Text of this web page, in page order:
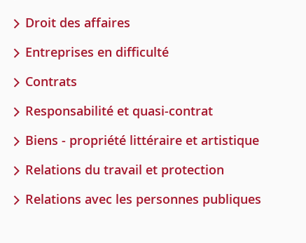
Droit des affaires
Entreprises en difficulté
Contrats
Responsabilité et quasi-contrat
Biens - propriété littéraire et artistique
Relations du travail et protection
Relations avec les personnes publiques